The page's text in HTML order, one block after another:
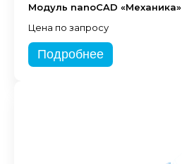
Модуль nanoCAD «Механика»
Цена по запросу
Подробнее